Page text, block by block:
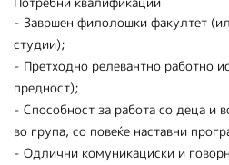
- Завршен филолошки факултет
студии);
- Претходно релевантно работно
предност);
- Способност за работа со деца и
во група, со повеќе наставни
- Одлични комуникациски и